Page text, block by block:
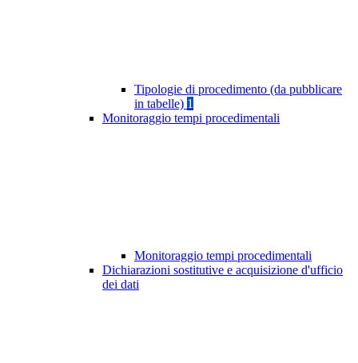
Tipologie di procedimento (da pubblicare
in tabelle) 1
Monitoraggio tempi procedimentali
Monitoraggio tempi procedimentali
Dichiarazioni sostitutive e acquisizione d'ufficio
dei dati